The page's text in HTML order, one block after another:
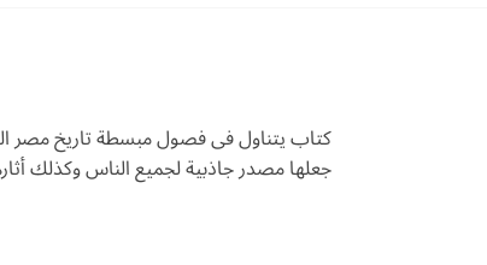
كتاب يتناول فى فصول مبسطة تاريخ مصر
جعلها مصدر جاذبية لجميع الناس وكذلك